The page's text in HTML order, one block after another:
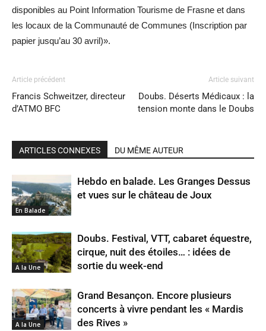
disponibles au Point Information Tourisme de Frasne et dans
les locaux de la Communauté de Communes (Inscription par
papier jusqu’au 30 avril)».
Article précédent
Francis Schweitzer, directeur
d’ATMO BFC
Article suivant
Doubs. Déserts Médicaux : la
tension monte dans le Doubs
ARTICLES CONNEXES DU MÊME AUTEUR
En Balade
Hebdo en balade. Les Granges Dessus
et vues sur le château de Joux
A la Une
Doubs. Festival, VTT, cabaret équestre,
cirque, nuit des étoiles… : idées de
sortie du week-end
A la Une
Grand Besançon. Encore plusieurs
concerts à vivre pendant les « Mardis
des Rives »